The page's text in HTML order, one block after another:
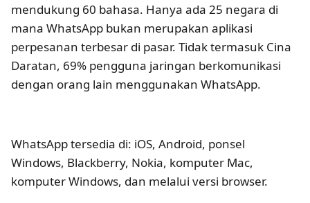
mendukung 60 bahasa. Hanya ada 25 negara di
mana WhatsApp bukan merupakan aplikasi
perpesanan terbesar di pasar. Tidak termasuk Cina
Daratan, 69% pengguna jaringan berkomunikasi
dengan orang lain menggunakan WhatsApp.
WhatsApp tersedia di: iOS, Android, ponsel
Windows, Blackberry, Nokia, komputer Mac,
komputer Windows, dan melalui versi browser.